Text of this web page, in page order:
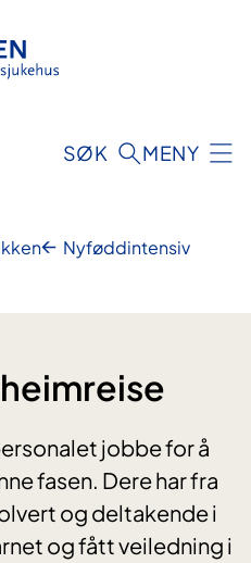
SØK MENY
Nyføddintensiv
jobbe for å
fasen. Dere har fra
og deltakende i
og fått veiledning i